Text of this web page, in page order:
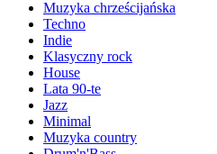
Muzyka chrześcijańska
Techno
Indie
Klasyczny rock
House
Lata 90-te
Jazz
Minimal
Muzyka country